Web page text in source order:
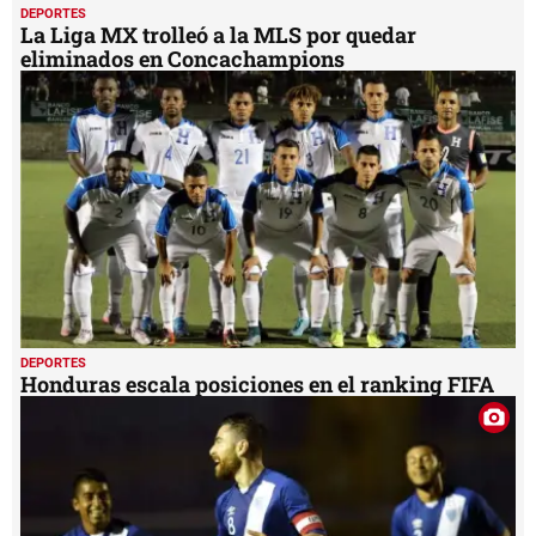
DEPORTES
La Liga MX trolleó a la MLS por quedar
eliminados en Concachampions
DEPORTES
Honduras escala posiciones en el ranking FIFA